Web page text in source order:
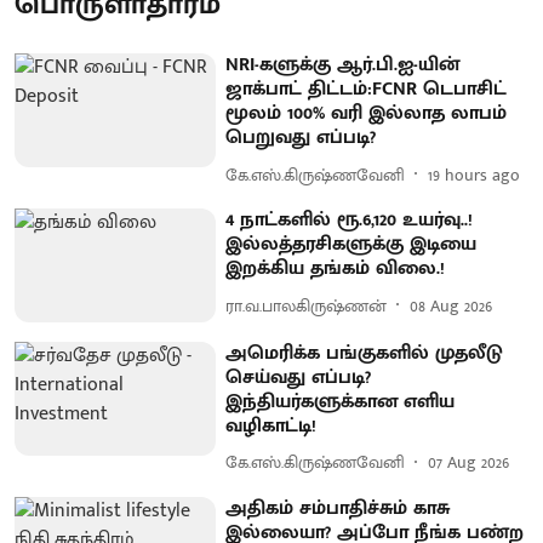
NRI-களுக்கு ஆர்.பி.ஐ-யின்
ஜாக்பாட் திட்டம்:FCNR டெபாசிட்
மூலம் 100% வரி இல்லாத லாபம்
பெறுவது எப்படி?
கே.எஸ்.கிருஷ்ணவேனி 19 hours ago
4 நாட்களில் ரூ.6,120 உயர்வு..!
இல்லத்தரசிகளுக்கு இடியை
இறக்கிய தங்கம் விலை.!
ரா.வ.பாலகிருஷ்ணன் 08 Aug 2026
அமெரிக்க பங்குகளில் முதலீடு
செய்வது எப்படி?
இந்தியர்களுக்கான எளிய
வழிகாட்டி!
கே.எஸ்.கிருஷ்ணவேனி 07 Aug 2026
அதிகம் சம்பாதிச்சும் காசு
இல்லையா? அப்போ நீங்க பண்ற